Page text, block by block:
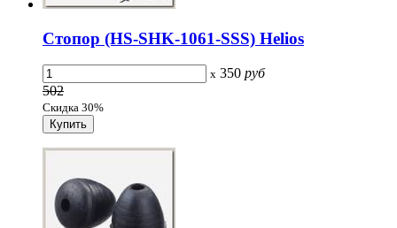
Стопор (HS-SHK-1061-SSS) Helios
x 350 руб
502
Скидка 30%